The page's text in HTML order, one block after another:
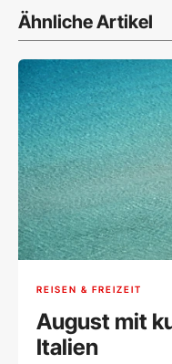
Ähnliche Artikel
REISEN & FREIZEIT
August mit
Italien